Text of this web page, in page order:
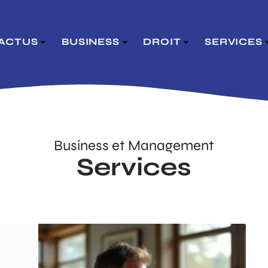
BUSINESS DROIT SERVICES
Business et Management
Services